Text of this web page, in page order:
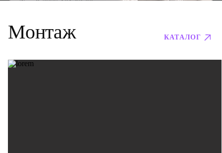
Тел:8 (800) 101-53-00
Монтаж КАТАЛОГ